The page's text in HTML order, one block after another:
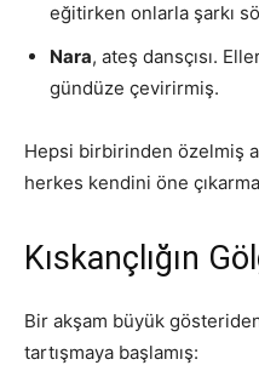
eğitirken onlarla şarkı
Nara, ateş dansçısı.
gündüze çevirirmiş.
Hepsi birbirinden özelmiş
herkes kendini öne
Kıskançlığın
Bir akşam büyük
tartışmaya başlamış: